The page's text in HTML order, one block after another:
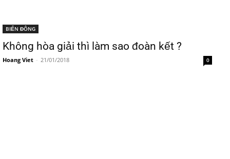
BIỂN ĐÔNG
Không hòa giải thì làm sao đoàn kết ?
Hoang Viet - 21/01/2018 0